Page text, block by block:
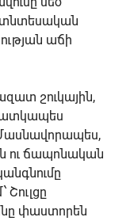
աճի
շուկային,
Մասնավորապես,
ու ճապոնական
փաստորեն